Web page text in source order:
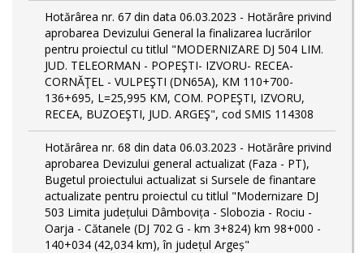
Hotărârea nr. 67 din data 06.03.2023 - Hotărâre privind
aprobarea Devizului General la finalizarea lucrărilor
pentru proiectul cu titlul "MODERNIZARE DJ 504 LIM.
JUD. TELEORMAN - POPEŞTI- IZVORU- RECEA-
CORNĂŢEL - VULPEŞTI (DN65A), KM 110+700-
136+695, L=25,995 KM, COM. POPEŞTI, IZVORU,
RECEA, BUZOEŞTI, JUD. ARGEŞ", cod SMIS 114308
Hotărârea nr. 68 din data 06.03.2023 - Hotărâre privind
aprobarea Devizului general actualizat (Faza - PT),
Bugetul proiectului actualizat si Sursele de finantare
actualizate pentru proiectul cu titlul "Modernizare DJ
503 Limita județului Dâmbovița - Slobozia - Rociu -
Oarja - Cătanele (DJ 702 G - km 3+824) km 98+000 -
140+034 (42,034 km), în județul Argeș"